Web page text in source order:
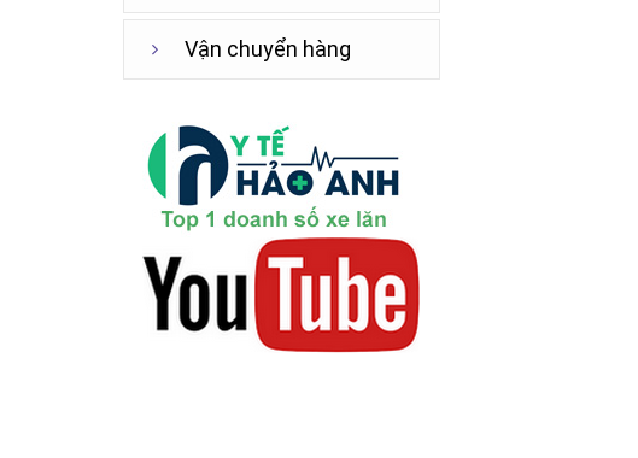
Vận chuyển hàng